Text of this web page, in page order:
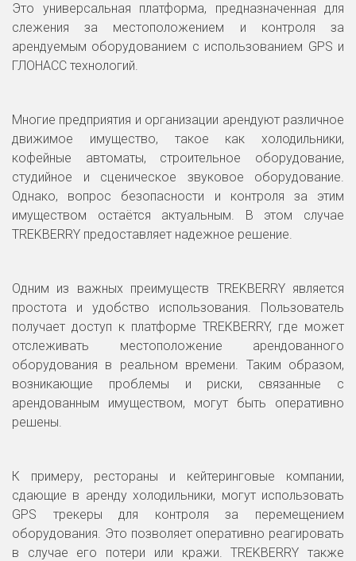
Это универсальная платформа, предназначенная для
слежения за местоположением и контроля за
арендуемым оборудованием с использованием GPS и
ГЛОНАСС технологий.
Многие предприятия и организации арендуют различное
движимое имущество, такое как холодильники,
кофейные автоматы, строительное оборудование,
студийное и сценическое звуковое оборудование.
Однако, вопрос безопасности и контроля за этим
имуществом остаётся актуальным. В этом случае
TREKBERRY предоставляет надежное решение.
Одним из важных преимуществ TREKBERRY является
простота и удобство использования. Пользователь
получает доступ к платформе TREKBERRY, где может
отслеживать местоположение арендованного
оборудования в реальном времени. Таким образом,
возникающие проблемы и риски, связанные с
арендованным имуществом, могут быть оперативно
решены.
К примеру, рестораны и кейтеринговые компании,
сдающие в аренду холодильники, могут использовать
GPS трекеры для контроля за перемещением
оборудования. Это позволяет оперативно реагировать
в случае его потери или кражи. TREKBERRY также